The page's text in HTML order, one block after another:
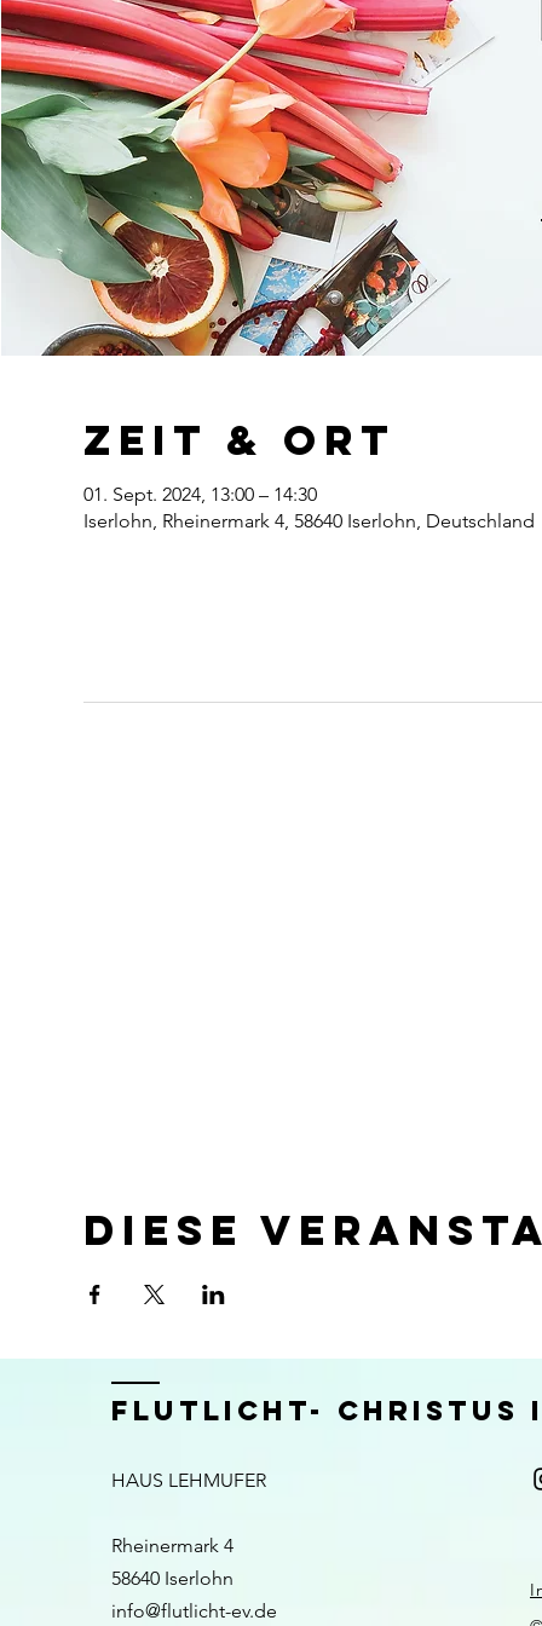
Zeit & Ort
01. Sept. 2024, 13:00 – 14:30
Iserlohn, Rheinermark 4, 58640 Iserlohn, Deutschland
Diese
FLUTLICHT- CHRISTUS
HAUS LEHMUFER
Rheinermark 4
58640 Iserlohn​​
info@flutlicht-ev.de